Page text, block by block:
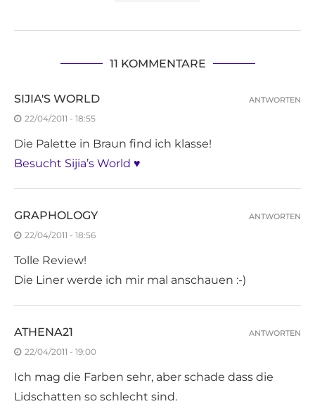
11 KOMMENTARE
SIJIA'S WORLD
22/04/2011 - 18:55
Die Palette in Braun find ich klasse!
Besucht Sijia’s World ♥
ANTWORTEN
GRAPHOLOGY
22/04/2011 - 18:56
Tolle Review!
Die Liner werde ich mir mal anschauen :-)
ANTWORTEN
ATHENA21
22/04/2011 - 19:00
Ich mag die Farben sehr, aber schade dass die
Lidschatten so schlecht sind.
ANTWORTEN